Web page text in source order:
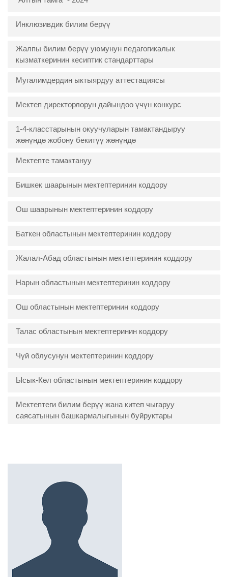
Инклюзивдик билим берүү
Жалпы билим берүү уюмунун педагогикалык
кызматкеринин кесиптик стандарттары
Мугалимдердин ыктыярдуу аттестациясы
Мектеп директорлорун дайындоо үчүн конкурс
1-4-класстарынын окуучуларын тамактандыруу
жөнүндө жобону бекитүү жөнүндө
Мектепте тамактануу
Бишкек шаарынын мектептеринин коддору
Ош шаарынын мектептеринин коддору
Баткен областынын мектептеринин коддору
Жалал-Абад областынын мектептеринин коддору
Нарын областынын мектептеринин коддору
Ош областынын мектептеринин коддору
Талас областынын мектептеринин коддору
Чүй облусунун мектептеринин коддору
Ысык-Көл областынын мектептеринин коддору
Мектептеги билим берүү жана китеп чыгаруу
саясатынын башкармалыгынын буйруктары